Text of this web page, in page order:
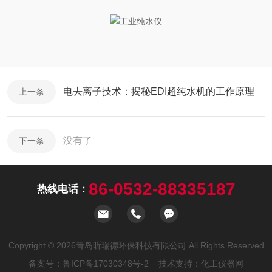
上一条 电去离子技术：揭秘EDI超纯水机的工作原理
下一条 没有了
热线电话： 86-0532-88335187
Copyright © 2026青岛昕瑞德环保科技有限公司 All Rights Reserved
备案号： 鲁ICP备17030348号-2 技术支持： 化工仪器网